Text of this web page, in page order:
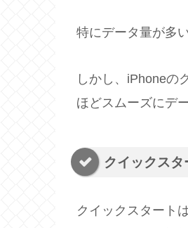
特にデータ量が多
しかし、iPhoneの
ほどスムーズにデ
クイックス
クイックスタート